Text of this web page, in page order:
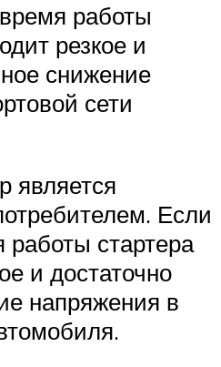
работы
резкое и
снижение
сети
является
Если
работы стартера
и достаточно
напряжения в